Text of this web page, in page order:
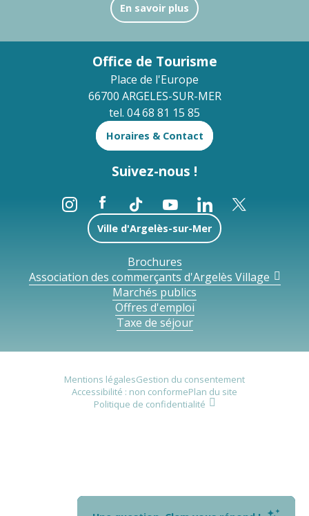
En savoir plus
Office de Tourisme
Place de l'Europe
66700 ARGELES-SUR-MER
tel. 04 68 81 15 85
Horaires & Contact
Suivez-nous !
Ville d'Argelès-sur-Mer
Brochures
Association des commerçants d'Argelès Village
Marchés publics
Offres d'emploi
Taxe de séjour
Mentions légalesGestion du consentement
Accessibilité : non conformePlan du site
Politique de confidentialité